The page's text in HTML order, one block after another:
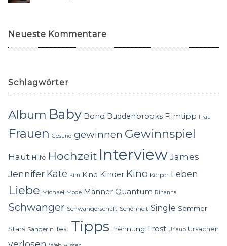
Neueste Kommentare
Schlagwörter
Album Baby Bond Buddenbrooks Filmtipp Frau
Frauen Gesund gewinnen Gewinnspiel
Haut Hilfe Hochzeit InterviewJames
Jennifer Kate Kim Kind Kinder Kino Körper Leben
Liebe Michael Mode Männer Quantum Rihanna
Schwanger Schwangerschaft Schönheit Single Sommer
Stars Sängerin Test Tipps Trennung Trost Urlaub Ursachen